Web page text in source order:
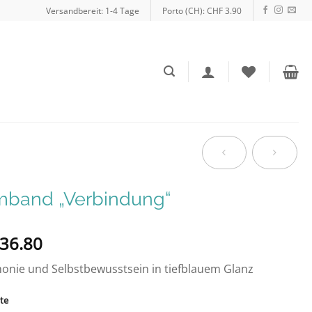
Versandbereit: 1-4 Tage Porto (CH): CHF 3.90
„Verbindung“
und Selbstbewusstsein in tiefblauem Glanz